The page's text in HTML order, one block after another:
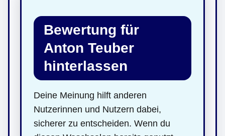
Bewertung für
Anton Teuber
hinterlassen
Deine Meinung hilft anderen
Nutzerinnen und Nutzern dabei,
sicherer zu entscheiden. Wenn du